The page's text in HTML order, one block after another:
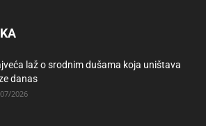
laž o srodnim dušama koja uništava
danas
2026